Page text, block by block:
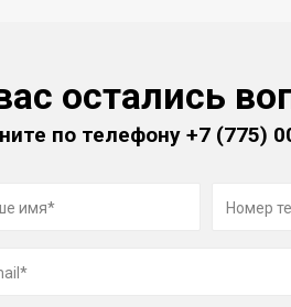
остались
по телефону+7 (775)